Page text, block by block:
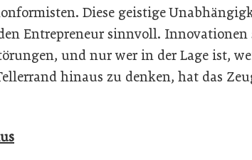
Diese geistige
Entrepreneur sinnvoll. Innovationen
und nur wer in der Lage ist,
hinaus zu denken, hat das